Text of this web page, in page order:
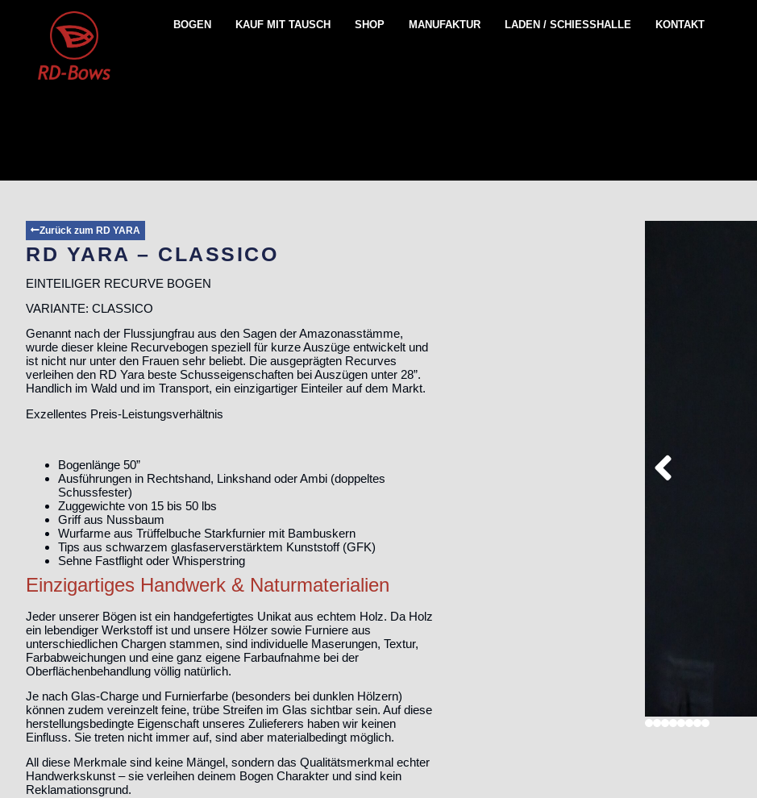
BOGEN KAUF MIT TAUSCH SHOP MANUFAKTUR LADEN / SCHIESSHALLE KONTAKT
Zurück zum RD YARA
RD YARA – CLASSICO
EINTEILIGER RECURVE BOGEN
VARIANTE: CLASSICO
Genannt nach der Flussjungfrau aus den Sagen der Amazonasstämme,
wurde dieser kleine Recurvebogen speziell für kurze Auszüge entwickelt und
ist nicht nur unter den Frauen sehr beliebt. Die ausgeprägten Recurves
verleihen den RD Yara beste Schusseigenschaften bei Auszügen unter 28”.
Handlich im Wald und im Transport, ein einzigartiger Einteiler auf dem Markt.
Exzellentes Preis-Leistungsverhältnis
Bogenlänge 50”
Ausführungen in Rechtshand, Linkshand oder Ambi (doppeltes
Schussfester)
Zuggewichte von 15 bis 50 lbs
Griff aus Nussbaum
Wurfarme aus Trüffelbuche Starkfurnier mit Bambuskern
Tips aus schwarzem glasfaserverstärktem Kunststoff (GFK)
Sehne Fastflight oder Whisperstring
Einzigartiges Handwerk & Naturmaterialien
Jeder unserer Bögen ist ein handgefertigtes Unikat aus echtem Holz. Da Holz
ein lebendiger Werkstoff ist und unsere Hölzer sowie Furniere aus
unterschiedlichen Chargen stammen, sind individuelle Maserungen, Textur,
Farbabweichungen und eine ganz eigene Farbaufnahme bei der
Oberflächenbehandlung völlig natürlich.
Je nach Glas-Charge und Furnierfarbe (besonders bei dunklen Hölzern)
können zudem vereinzelt feine, trübe Streifen im Glas sichtbar sein. Auf diese
herstellungsbedingte Eigenschaft unseres Zulieferers haben wir keinen
Einfluss. Sie treten nicht immer auf, sind aber materialbedingt möglich.
All diese Merkmale sind keine Mängel, sondern das Qualitätsmerkmal echter
Handwerkskunst – sie verleihen deinem Bogen Charakter und sind kein
Reklamationsgrund.